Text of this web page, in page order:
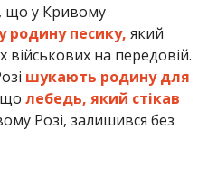
що у Кривому
песику, який
військових на передовій.
шукають родину для
лебедь, який стікав
Розі, залишився без